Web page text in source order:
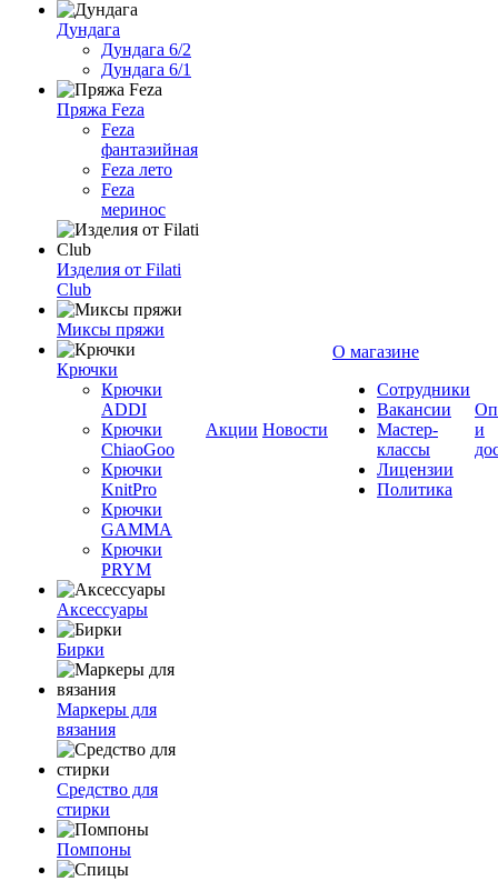
Дундага
Дундага 6/2
Дундага 6/1
Пряжа Feza
Feza
фантазийная
Feza лето
Feza
меринос
Изделия от Filati
Club
Миксы пряжи
Крючки
Крючки
ADDI
Крючки
ChiaoGoo
Крючки
KnitPro
Крючки
GAMMA
Крючки
PRYM
Аксессуары
Бирки
Маркеры для
вязания
Средство для
стирки
Помпоны
Акции Новости
О магазине
Сотрудники
Вакансии
Мастер-
классы
Лицензии
Политика
и